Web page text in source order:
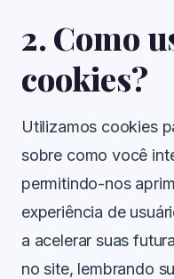
2. Como
cookies?
Utilizamos cookies
sobre como você
permitindo-nos
experiência de
a acelerar suas
no site, lembrando